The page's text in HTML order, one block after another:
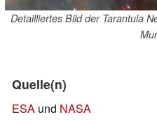
Detailliertes Bild der Tarantula
Quelle(n)
ESA und NASA